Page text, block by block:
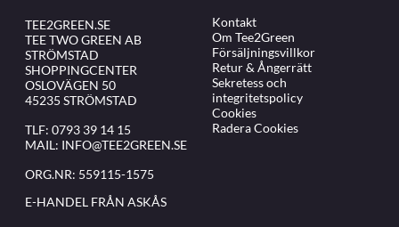
TEE2GREEN.SE
TEE TWO GREEN AB
STRÖMSTAD
SHOPPINGCENTER
OSLOVÄGEN 50
45235 STRÖMSTAD
TLF: 0793 39 14 15
MAIL: INFO@TEE2GREEN.SE
ORG.NR: 559115-1575
E-HANDEL FRÅN ASKÅS
Kontakt
Om Tee2Green
Försäljningsvillkor
Retur & Ångerrätt
Sekretess och
integritetspolicy
Cookies
Radera Cookies